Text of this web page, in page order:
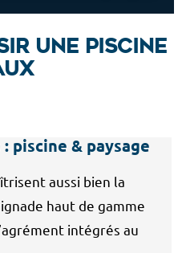
une piscine
piscine & paysage
aussi bien la
haut de gamme
intégrés au